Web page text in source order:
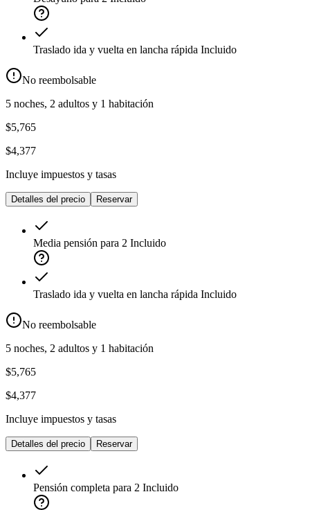
Traslado ida y vuelta en lancha rápida Incluido
No reembolsable
5 noches, 2 adultos y 1 habitación
$5,765
$4,377
Incluye impuestos y tasas
Detalles del precio Reservar
Media pensión para 2 Incluido
Traslado ida y vuelta en lancha rápida Incluido
No reembolsable
5 noches, 2 adultos y 1 habitación
$5,765
$4,377
Incluye impuestos y tasas
Detalles del precio Reservar
Pensión completa para 2 Incluido